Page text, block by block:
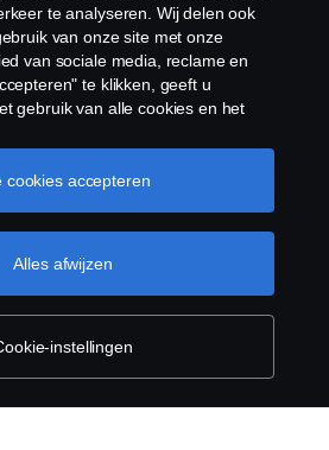
Alle Rechten
B.V., Tel:
te analyseren. Wij delen ook
van onze site met onze
van sociale media, reclame en
te klikken, geeft u
gebruik van alle cookies en het
te klikken en de
die u wilt accepteren. Voor een
instellingen
Alles afwijzen
cookies accepteren